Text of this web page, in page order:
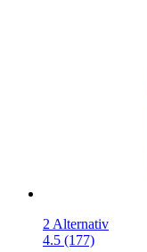
2 Alternativ
4.5 (177)